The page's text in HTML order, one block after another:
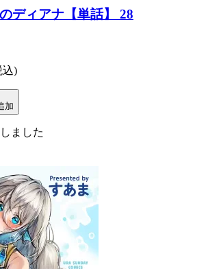
ディアナ【単話】 28
込)
加
ました